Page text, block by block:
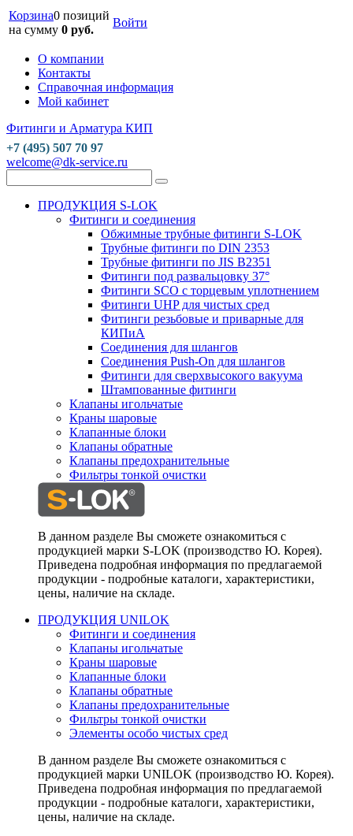
Корзина0 позиций
на сумму 0 руб.
Войти
О компании
Контакты
Справочная информация
Мой кабинет
Фитинги и Арматура КИП
+7 (495) 507 70 97
welcome@dk-service.ru
ПРОДУКЦИЯ S-LOK
Фитинги и соединения
Обжимные трубные фитинги S-LOK
Трубные фитинги по DIN 2353
Трубные фитинги по JIS B2351
Фитинги под развальцовку 37°
Фитинги SCO с торцевым уплотнением
Фитинги UHP для чистых сред
Фитинги резьбовые и приварные для
КИПиА
Соединения для шлангов
Соединения Push-On для шлангов
Фитинги для сверхвысокого вакуума
Штампованные фитинги
Клапаны игольчатые
Краны шаровые
Клапанные блоки
Клапаны обратные
Клапаны предохранительные
Фильтры тонкой очистки
В данном разделе Вы сможете ознакомиться с
продукцией марки S-LOK (производство Ю. Корея).
Приведена подробная информация по предлагаемой
продукции - подробные каталоги, характеристики,
цены, наличие на складе.
ПРОДУКЦИЯ UNILOK
Фитинги и соединения
Клапаны игольчатые
Краны шаровые
Клапанные блоки
Клапаны обратные
Клапаны предохранительные
Фильтры тонкой очистки
Элементы особо чистых сред
В данном разделе Вы сможете ознакомиться с
продукцией марки UNILOK (производство Ю. Корея).
Приведена подробная информация по предлагаемой
продукции - подробные каталоги, характеристики,
цены, наличие на складе.